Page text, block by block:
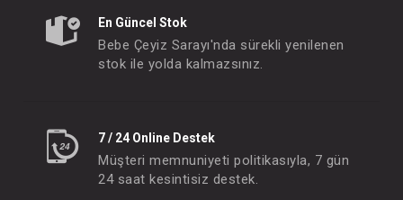
En Güncel Stok
Bebe Çeyiz Sarayı'nda sürekli yenilenen
stok ile yolda kalmazsınız.
7 / 24 Online Destek
Müşteri memnuniyeti politikasıyla, 7 gün
24 saat kesintisiz destek.